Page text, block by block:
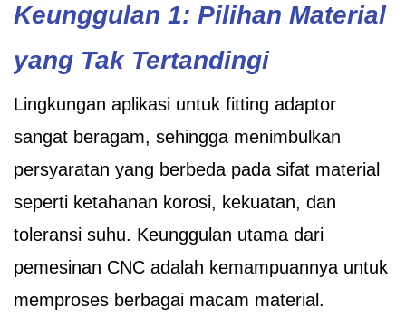
Keunggulan 1: Pilihan Material
yang Tak Tertandingi
Lingkungan aplikasi untuk fitting adaptor
sangat beragam, sehingga menimbulkan
persyaratan yang berbeda pada sifat material
seperti ketahanan korosi, kekuatan, dan
toleransi suhu. Keunggulan utama dari
pemesinan CNC adalah kemampuannya untuk
memproses berbagai macam material.